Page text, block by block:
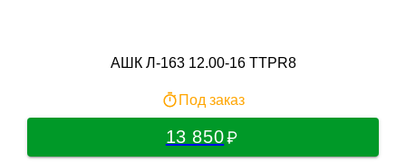
АШК Л-163 12.00-16 TTPR8
Под заказ
13 850